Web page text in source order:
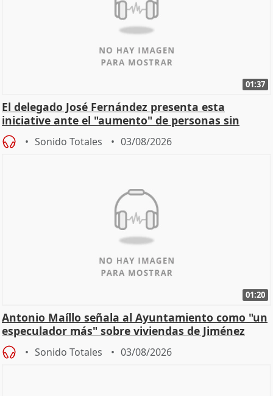
01:37
El delegado José Fernández presenta esta
iniciative ante el "aumento" de personas sin
hogar en Madri
Sonido Totales 03/08/2026
01:20
Antonio Maíllo señala al Ayuntamiento como "un
especulador más" sobre viviendas de Jiménez
Becerril
Sonido Totales 03/08/2026